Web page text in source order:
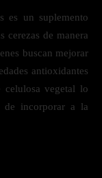
es un suplemento
cerezas de manera
buscan mejorar
antioxidantes
vegetal lo
de incorporar a la